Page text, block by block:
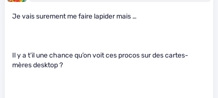
Je vais surement me faire lapider mais …
Il y a t’il une chance qu’on voit ces procos sur des cartes-
mères desktop ?